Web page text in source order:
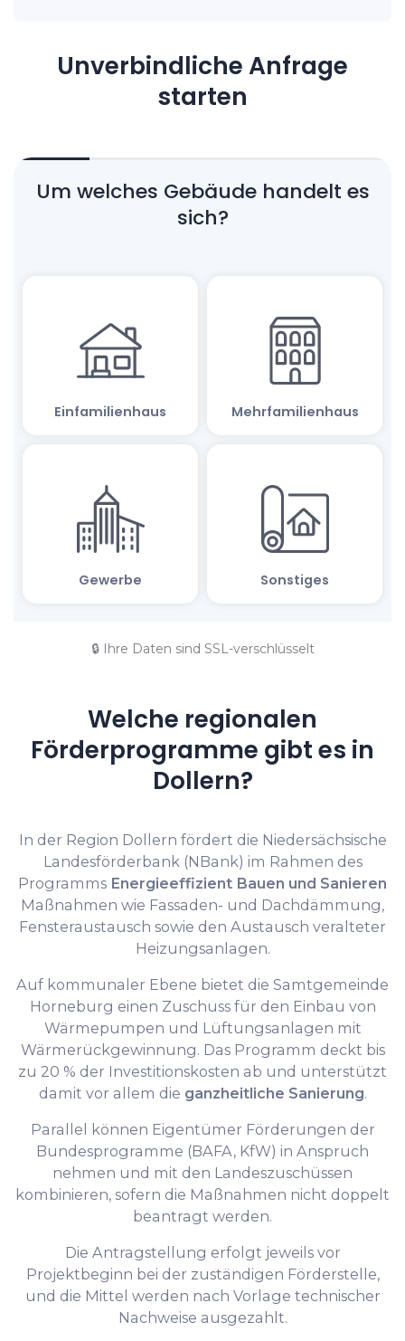
Unverbindliche Anfrage
starten
🔒 Ihre Daten sind SSL-verschlüsselt
Welche regionalen
Förderprogramme gibt es in
Dollern?
In der Region Dollern fördert die Niedersächsische
Landesförderbank (NBank) im Rahmen des
Programms Energieeffizient Bauen und Sanieren
Maßnahmen wie Fassaden- und Dachdämmung,
Fensteraustausch sowie den Austausch veralteter
Heizungsanlagen.
Auf kommunaler Ebene bietet die Samtgemeinde
Horneburg einen Zuschuss für den Einbau von
Wärmepumpen und Lüftungsanlagen mit
Wärmerückgewinnung. Das Programm deckt bis
zu 20 % der Investitionskosten ab und unterstützt
damit vor allem die ganzheitliche Sanierung.
Parallel können Eigentümer Förderungen der
Bundesprogramme (BAFA, KfW) in Anspruch
nehmen und mit den Landeszuschüssen
kombinieren, sofern die Maßnahmen nicht doppelt
beantragt werden.
Die Antragstellung erfolgt jeweils vor
Projektbeginn bei der zuständigen Förderstelle,
und die Mittel werden nach Vorlage technischer
Nachweise ausgezahlt.